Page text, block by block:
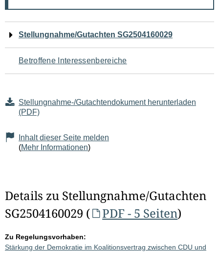
Navigation
für
den
Seiteninhalt
Stellungnahme/Gutachten SG2504160029
Betroffene Interessenbereiche
Stellungnahme-/Gutachtendokument herunterladen
(PDF)
Inhalt dieser Seite melden
(Mehr Informationen)
Details zu Stellungnahme/Gutachten
SG2504160029 (
PDF - 5 Seiten)
Zu Regelungsvorhaben:
Stärkung der Demokratie im Koalitionsvertrag zwischen CDU und